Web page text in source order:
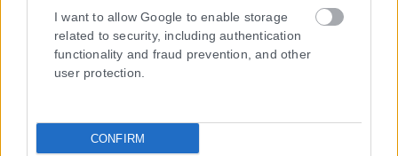
I want to allow Google to enable storage
related to security, including authentication
functionality and fraud prevention, and other
user protection.
CONFIRM
συμμορφώνονται με τη Σύσταση (ΕΕ) 2018/334 της Επιτροπής της
1ης Μαρτίου 2018 σχετικά με τα μέτρα για την αποτελεσματική
αντιμετώπιση του παράνομου περιεχομένου στο διαδίκτυο (L 63).
Μοναδικός αριθμός Μ.Η.Τ. 262048